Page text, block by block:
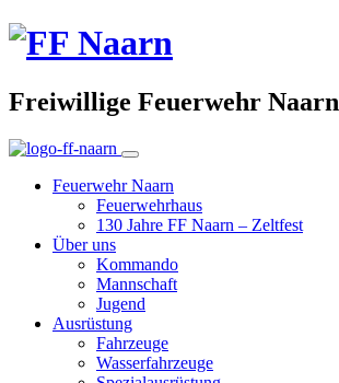
Freiwillige Feuerwehr Naarn
Feuerwehr Naarn
Feuerwehrhaus
130 Jahre FF Naarn – Zeltfest
Über uns
Kommando
Mannschaft
Jugend
Ausrüstung
Fahrzeuge
Wasserfahrzeuge